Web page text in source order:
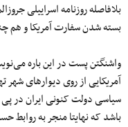
بلافاصله روزنامه اسراییلی
بسته شدن سفارت آمریکا و هم
واشنگتن پست در این باره
آمریکایی از روی دیوارهای شهر
سیاسی دولت کنونی ایران در
باشد که نهایتا منجر به روابط